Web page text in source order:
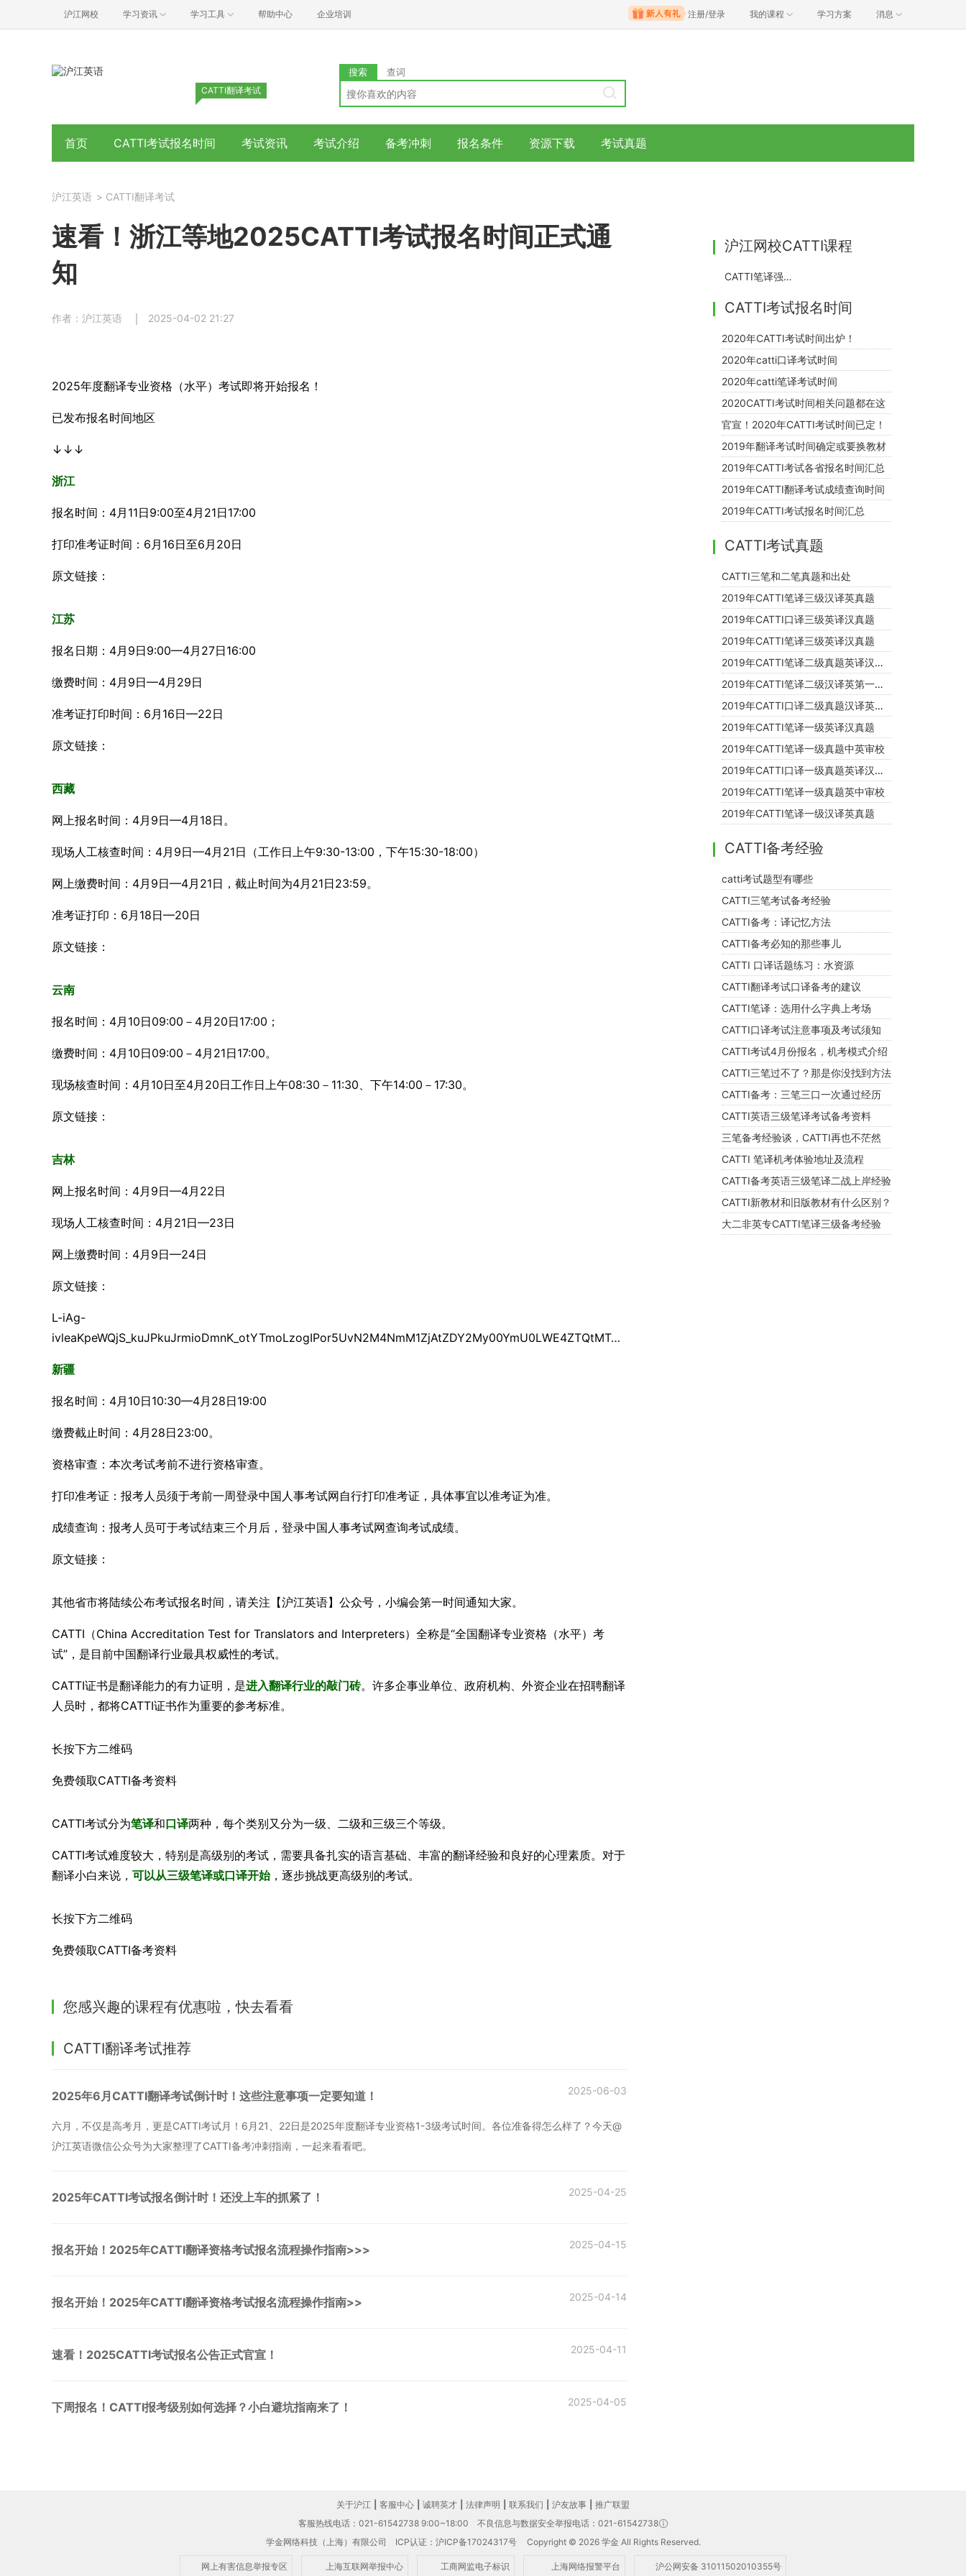
沪江网校 学习资讯 学习工具 帮助中心 企业培训 注册/登录 我的课程 学习方案 消息
CATTI翻译考试
搜索 查词
首页 CATTI考试报名时间 考试资讯 考试介绍 备考冲刺 报名条件 资源下载 考试真题
沪江英语 > CATTI翻译考试
速看！浙江等地2025CATTI考试报名时间正式通
知
作者：沪江英语 2025-04-02 21:27
2025年度翻译专业资格（水平）考试即将开始报名！
已发布报名时间地区
↓↓↓
浙江
报名时间：4月11日9:00至4月21日17:00
打印准考证时间：6月16日至6月20日
原文链接：
江苏
报名日期：4月9日9:00—4月27日16:00
缴费时间：4月9日—4月29日
准考证打印时间：6月16日—22日
原文链接：
西藏
网上报名时间：4月9日—4月18日。
现场人工核查时间：4月9日—4月21日（工作日上午9:30-13:00，下午15:30-18:00）
网上缴费时间：4月9日—4月21日，截止时间为4月21日23:59。
准考证打印：6月18日—20日
原文链接：
云南
报名时间：4月10日09:00－4月20日17:00；
缴费时间：4月10日09:00－4月21日17:00。
现场核查时间：4月10日至4月20日工作日上午08:30－11:30、下午14:00－17:30。
原文链接：
吉林
网上报名时间：4月9日—4月22日
现场人工核查时间：4月21日—23日
网上缴费时间：4月9日—24日
原文链接：
L-iAg-
ivleaKpeWQjS_kuJPkuJrmioDmnK_otYTmoLzogIPor5UvN2M4NmM1ZjAtZDY2My00YmU0LWE4ZTQtMTgzYzc5MzI3OTQ1
新疆
报名时间：4月10日10:30—4月28日19:00
缴费截止时间：4月28日23:00。
资格审查：本次考试考前不进行资格审查。
打印准考证：报考人员须于考前一周登录中国人事考试网自行打印准考证，具体事宜以准考证为准。
成绩查询：报考人员可于考试结束三个月后，登录中国人事考试网查询考试成绩。
原文链接：
其他省市将陆续公布考试报名时间，请关注【沪江英语】公众号，小编会第一时间通知大家。
CATTI（China Accreditation Test for Translators and Interpreters）全称是“全国翻译专业资格（水平）考
试”，是目前中国翻译行业最具权威性的考试。
CATTI证书是翻译能力的有力证明，是进入翻译行业的敲门砖。许多企事业单位、政府机构、外资企业在招聘翻译
人员时，都将CATTI证书作为重要的参考标准。
长按下方二维码
免费领取CATTI备考资料
CATTI考试分为笔译和口译两种，每个类别又分为一级、二级和三级三个等级。
CATTI考试难度较大，特别是高级别的考试，需要具备扎实的语言基础、丰富的翻译经验和良好的心理素质。对于
翻译小白来说， 可以从三级笔译或口译开始，逐步挑战更高级别的考试。
长按下方二维码
免费领取CATTI备考资料
您感兴趣的课程有优惠啦，快去看看
CATTI翻译考试推荐
2025年6月CATTI翻译考试倒计时！这些注意事项一定要知道！ 2025-06-03
六月，不仅是高考月，更是CATTI考试月！6月21、22日是2025年度翻译专业资格1-3级考试时间。各位准备得怎么样了？今天@
沪江英语微信公众号为大家整理了CATTI备考冲刺指南，一起来看看吧。
2025年CATTI考试报名倒计时！还没上车的抓紧了！ 2025-04-25
报名开始！2025年CATTI翻译资格考试报名流程操作指南>>> 2025-04-15
报名开始！2025年CATTI翻译资格考试报名流程操作指南>> 2025-04-14
速看！2025CATTI考试报名公告正式官宣！ 2025-04-11
下周报名！CATTI报考级别如何选择？小白避坑指南来了！ 2025-04-05
沪江网校CATTI课程
CATTI笔译强化班
CATTI考试报名时间
2020年CATTI考试时间出炉！
2020年catti口译考试时间
2020年catti笔译考试时间
2020CATTI考试时间相关问题都在这
官宣！2020年CATTI考试时间已定！
2019年翻译考试时间确定或要换教材
2019年CATTI考试各省报名时间汇总
2019年CATTI翻译考试成绩查询时间
2019年CATTI考试报名时间汇总
CATTI考试真题
CATTI三笔和二笔真题和出处
2019年CATTI笔译三级汉译英真题
2019年CATTI口译三级英译汉真题
2019年CATTI笔译三级英译汉真题
2019年CATTI笔译二级真题英译汉第一篇
2019年CATTI笔译二级汉译英第一篇真题
2019年CATTI口译二级真题汉译英第二篇
2019年CATTI笔译一级英译汉真题
2019年CATTI笔译一级真题中英审校
2019年CATTI口译一级真题英译汉第一篇
2019年CATTI笔译一级真题英中审校
2019年CATTI笔译一级汉译英真题
CATTI备考经验
catti考试题型有哪些
CATTI三笔考试备考经验
CATTI备考：译记忆方法
CATTI备考必知的那些事儿
CATTI 口译话题练习：水资源
CATTI翻译考试口译备考的建议
CATTI笔译：选用什么字典上考场
CATTI口译考试注意事项及考试须知
CATTI考试4月份报名，机考模式介绍
CATTI三笔过不了？那是你没找到方法
CATTI备考：三笔三口一次通过经历
CATTI英语三级笔译考试备考资料
三笔备考经验谈，CATTI再也不茫然
CATTI 笔译机考体验地址及流程
​CATTI备考英语三级笔译二战上岸经验
CATTI新教材和旧版教材有什么区别？
大二非英专CATTI笔译三级备考经验
关于沪江 客服中心 诚聘英才 法律声明 联系我们 沪友故事
推广联盟
客服热线电话：021-61542738 9:00~18:00
不良信息与数据安全举报电话：021-61542738
学金网络科技（上海）有限公司 ICP认证：沪ICP备17024317号 Copyright © 2026 学金 All Rights Reserved.
网上有害信息举报专区 上海互联网举报中心 工商网监电子标识 上海网络报警平台 沪公网安备 31011502010355号